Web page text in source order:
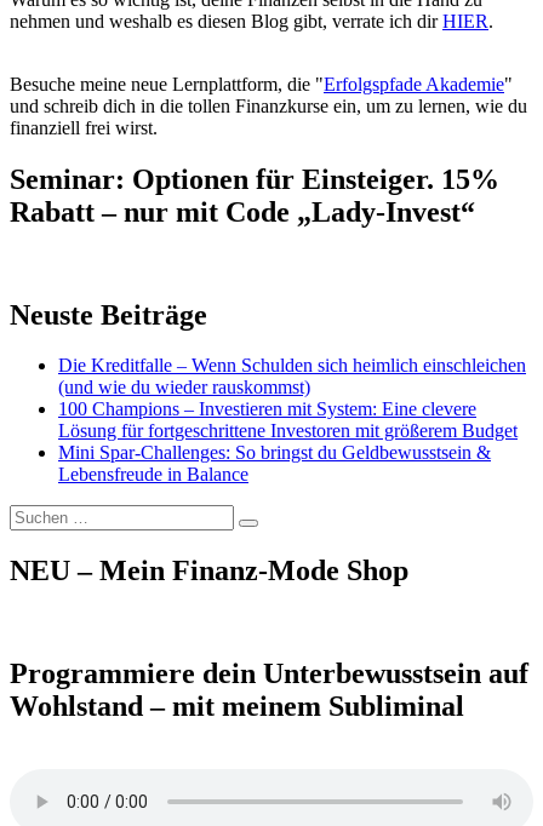
nehmen und weshalb es diesen Blog gibt, verrate ich dirHIER.
Besuche meine neue Lernplattform, die "Erfolgspfade Akademie"
und schreib dich in die tollen Finanzkurse ein, um zu lernen, wie du
finanziell frei wirst.
Seminar: Optionen für Einsteiger. 15%
Rabatt – nur mit Code „Lady-Invest“
Neuste Beiträge
Die Kreditfalle – Wenn Schulden sich heimlich einschleichen
(und wie du wieder rauskommst)
100 Champions – Investieren mit System: Eine clevere
Lösung für fortgeschrittene Investoren mit größerem Budget
Mini Spar-Challenges: So bringst du Geldbewusstsein &
Lebensfreude in Balance
Suchen
nach:
Suchen
NEU – Mein Finanz-Mode Shop
Programmiere dein Unterbewusstsein auf
Wohlstand – mit meinem Subliminal